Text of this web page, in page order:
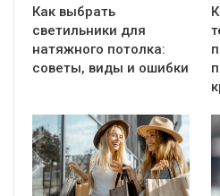
Как выбрать
светильники для
натяжного потолка:
советы, виды и ошибки